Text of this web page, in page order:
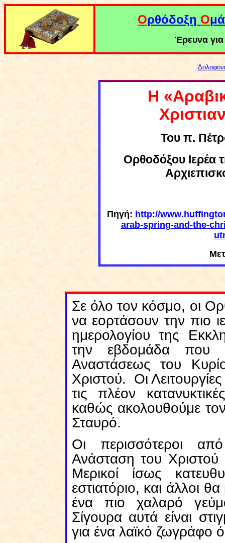
Ορθόδοξη Ο
Έρευνα για
Η
Του π.
ΟρθοδόξουΙερέα
Πηγή: http://www.
arab-spring-and-the-
Σε όλο τον κόσμο, οι
να εορτάσουν την πιο
ημερολογίου της
την εβδομάδα που
Αναστάσεως του
Χριστού. Οι
τις πλέον
καθώς ακολουθούμε
Σταυρό.
Οι περισσότεροι
Ανάσταση του Χριστού
Μερικοί ίσως
εστιατόριο, και άλλοι
ένα πιο χαλαρό
Σίγουρα αυτά είναι
για ένα λαϊκό